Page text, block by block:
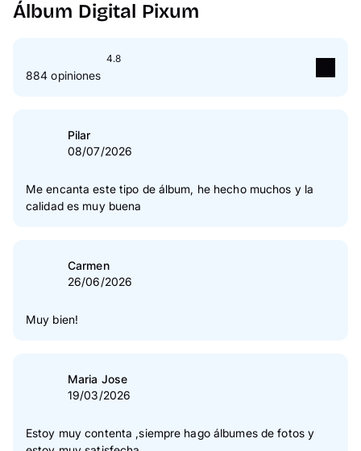
Álbum Digital Pixum
4.8
884 opiniones
Estrella(s)
Estrella(s)
2 Estrella(s)
1 Estrella(s)
Pilar
08/07/2026
Me encanta este tipo de álbum, he hecho muchos y la
calidad es muy buena
Carmen
26/06/2026
Muy bien!
Maria Jose
19/03/2026
Estoy muy contenta ,siempre hago álbumes de fotos y